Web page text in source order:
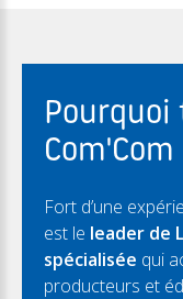
Pourquoi
Com'Com
Fort d’une
est le leader de
spécialisée qui
producteurs et